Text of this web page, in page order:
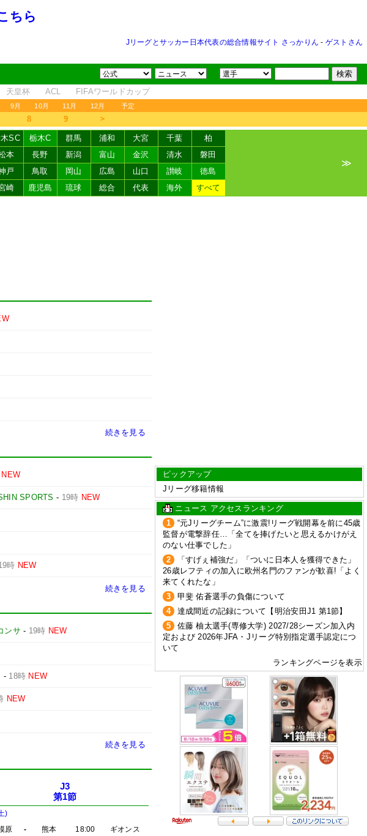
ちら
Jリーグとサッカー日本代表の総合情報サイト さっかりん - ゲストさん
天皇杯 ACL FIFAワールドカップ
9月 10月 11月 12月 予定
8 9 ＞
SC 栃木C 群馬 浦和 大宮 千葉
柏
本 長野 新潟 富山 金沢 清水
磐田
戸 鳥取 岡山 広島 山口 讃岐
徳島
崎 鹿児島 琉球 総合 代表 海外 すべて
≫
続きを見る
NEW
SPORTS - 19時 NEW
時 NEW
続きを見る
ンサ- 19時 NEW
- 18時 NEW
NEW
続きを見る
J3
第1節
)
原
- 熊本 18:00
ギオンス
ピックアップ
Jリーグ移籍情報
ニュース アクセスランキング
1
“元Jリーグチーム”に激震!リーグ戦開幕を前に45歳
監督が電撃辞任…「全てを捧げたいと思えるかけがえ
のない仕事でした」
2
「すげぇ補強だ」「ついに日本人を獲得できた」
26歳レフティの加入に欧州名門のファンが歓喜!「よく
来てくれたな」
3
甲斐 佑蒼選手の負傷について
4
達成間近の記録について【明治安田J1 第1節】
5
佐藤 柚太選手(専修大学) 2027/28シーズン加入内
定および 2026年JFA・Jリーグ特別指定選手認定につ
いて
ランキングページを表示